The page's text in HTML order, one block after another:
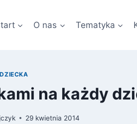
O nas Tematyka
na każdy
29 kwietnia 2014